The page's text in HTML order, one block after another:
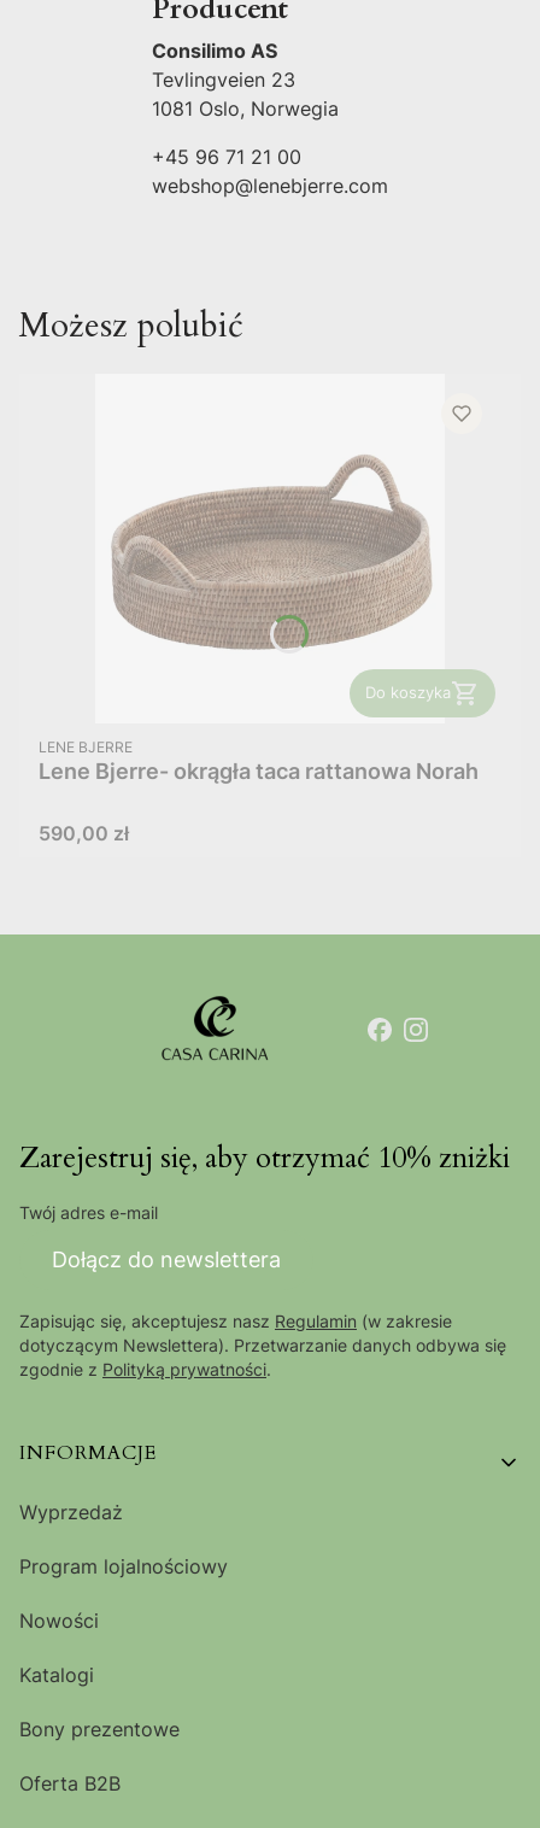
Producent
Consilimo AS
Tevlingveien 23
1081 Oslo, Norwegia
+45 96 71 21 00
webshop@lenebjerre.com
Możesz polubić
Do koszyka
PRODUCENT
LENE BJERRE
Lene Bjerre- okrągła taca rattanowa Norah
Cena
590,00 zł
Zarejestruj się, aby otrzymać 10% zniżki
Twój adres e-mail
Dołącz do newslettera
Zapisując się, akceptujesz nasz Regulamin (w zakresie
dotyczącym Newslettera). Przetwarzanie danych odbywa się
zgodnie z Polityką prywatności.
Linki w stopce
INFORMACJE
Wyprzedaż
Program lojalnościowy
Nowości
Katalogi
Bony prezentowe
Oferta B2B